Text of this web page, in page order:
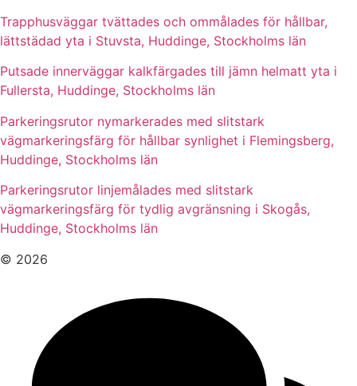
Trapphusväggar tvättades och ommålades för hållbar,
lättstädad yta i Stuvsta, Huddinge, Stockholms län
Putsade innerväggar kalkfärgades till jämn helmatt yta i
Fullersta, Huddinge, Stockholms län
Parkeringsrutor nymarkerades med slitstark
vägmarkeringsfärg för hållbar synlighet i Flemingsberg,
Huddinge, Stockholms län
Parkeringsrutor linjemålades med slitstark
vägmarkeringsfärg för tydlig avgränsning i Skogås,
Huddinge, Stockholms län
© 2026